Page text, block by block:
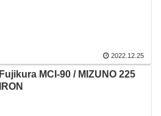
2022.12.25
Fujikura MCI-90 / MIZUNO 225
IRON